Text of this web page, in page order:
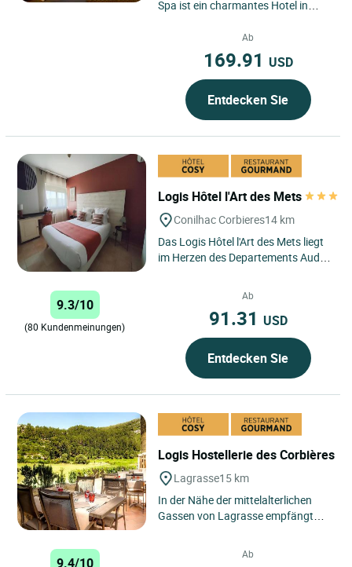
Spa ist ein charmantes Hotel in
Okzitanien, nur wenige Schritte...
Ab
169.91 USD
Entdecken Sie
Logis Hôtel l'Art des Mets
Conilhac Corbieres14 km
Das Logis Hôtel l'Art des Mets liegt
im Herzen des Departements Aude,
9.3/10
(80 Kundenmeinungen)
Ab
91.31 USD
Entdecken Sie
Logis Hostellerie des Corbières
Lagrasse15 km
In der Nähe der mittelalterlichen
Gassen von Lagrasse empfängt
9.4/10
Ab